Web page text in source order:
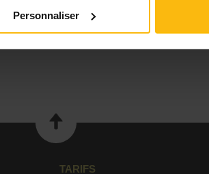
Personnaliser
TARIFS